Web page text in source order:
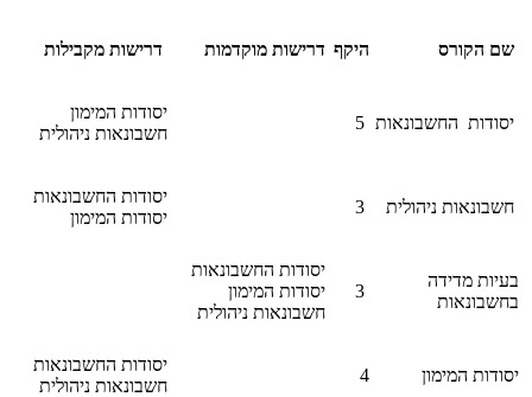
שם הקורס היקף דרישות מוקדמות דרישות מקבילות
יסודות החשבונאות
יסודות המימון
חשבונאות ניהולית
חשבונאות ניהולית
יסודות החשבונאות
יסודות המימון
בעיות מדידה
בחשבונאות
יסודות החשבונאות
יסודות המימון
חשבונאות ניהולית
יסודות המימון 4
יסודות החשבונאות
חשבונאות ניהולית